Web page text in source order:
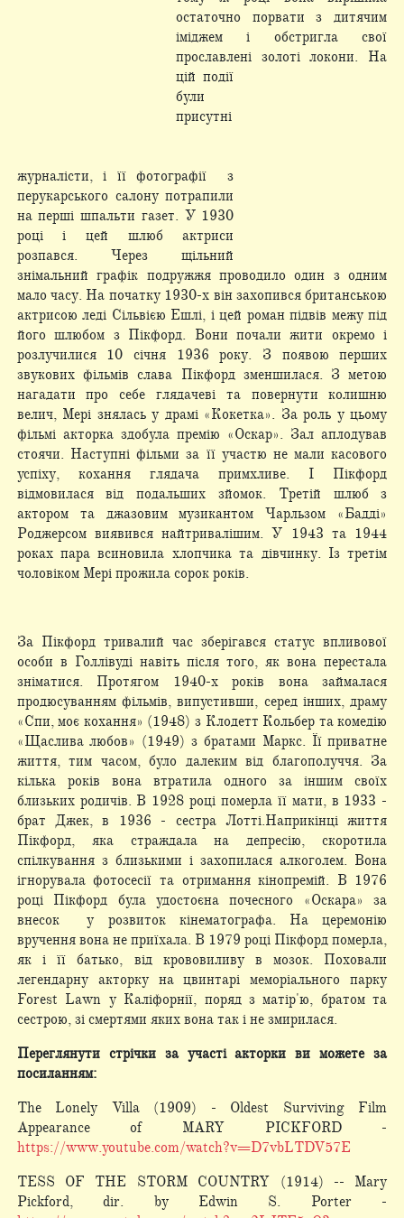
остаточно порвати з дитячим
іміджем і обстригла свої
прославлені золоті локони. На
цій події
були
присутні
журналісти, і її фотографії з
перукарського салону потрапили
на перші шпальти газет. У 1930
році і цей шлюб актриси
розпався. Через щільний
знімальний графік подружжя проводило один з одним
мало часу. На початку 1930-х він захопився британською
актрисою леді Сільвією Ешлі, і цей роман підвів межу під
його шлюбом з Пікфорд. Вони почали жити окремо і
розлучилися 10 січня 1936 року. З появою перших
звукових фільмів слава Пікфорд зменшилася. З метою
нагадати про себе глядачеві та повернути колишню
велич, Мері знялась у драмі «Кокетка». За роль у цьому
фільмі акторка здобула премію «Оскар». Зал аплодував
стоячи. Наступні фільми за її участю не мали касового
успіху, кохання глядача примхливе. І Пікфорд
відмовилася від подальших зйомок. Третій шлюб з
актором та джазовим музикантом Чарльзом «Бадді»
Роджерсом виявився найтривалішим. У 1943 та 1944
роках пара всиновила хлопчика та дівчинку. Із третім
чоловіком Мері прожила сорок років.
За Пікфорд тривалий час зберігався статус впливової
особи в Голлівуді навіть після того, як вона перестала
зніматися. Протягом 1940-х років вона займалася
продюсуванням фільмів, випустивши, серед інших, драму
«Спи, моє кохання» (1948) з Клодетт Кольбер та комедію
«Щаслива любов» (1949) з братами Маркс. Її приватне
життя, тим часом, було далеким від благополуччя. За
кілька років вона втратила одного за іншим своїх
близьких родичів. В 1928 році померла її мати, в 1933 -
брат Джек, в 1936 - сестра Лотті.Наприкінці життя
Пікфорд, яка страждала на депресію, скоротила
спілкування з близькими і захопилася алкоголем. Вона
ігнорувала фотосесії та отримання кінопремій. В 1976
році Пікфорд була удостоєна почесного «Оскара» за
внесок у розвиток кінематографа. На церемонію
вручення вона не приїхала. В 1979 році Пікфорд померла,
як і її батько, від крововиливу в мозок. Поховали
легендарну акторку на цвинтарі меморіального парку
Forest Lawn у Каліфорнії, поряд з матір'ю, братом та
сестрою, зі смертями яких вона так і не змирилася.
Переглянути стрічки за участі акторки ви можете за
посиланням:
The Lonely Villa (1909) - Oldest Surviving Film
Appearance of MARY PICKFORD -
https://www.youtube.com/watch?v=D7vbLTDV57E
TESS OF THE STORM COUNTRY (1914) -- Mary
Pickford, dir. by Edwin S. Porter -